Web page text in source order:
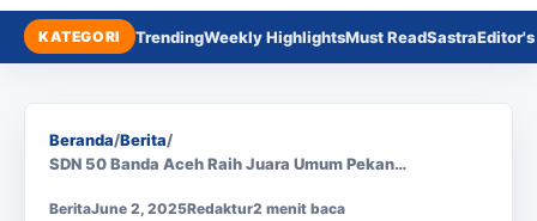
KATEGORI TrendingWeekly HighlightsMust ReadSastra
Beranda/Berita/
SDN 50 Banda Aceh Raih Juara Umum Pekan…
BeritaJune 2, 2025Redaktur2 menit baca